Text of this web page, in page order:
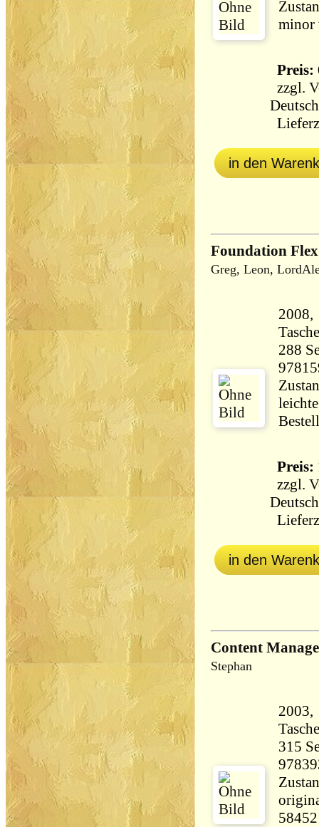
Preis:
zzgl.
in den
Foundation
Greg, Leon,
288 Seiten
Preis:
zzgl.
in den
Content
Stephan
2003,
315 Seiten
58452